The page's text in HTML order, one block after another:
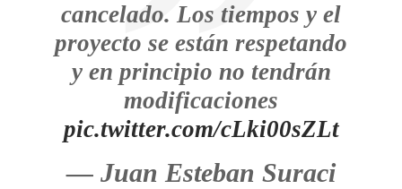
cancelado. Los tiempos y el
proyecto se están respetando
y en principio no tendrán
modificaciones
pic.twitter.com/cLki00sZLt
— Juan Esteban Suraci